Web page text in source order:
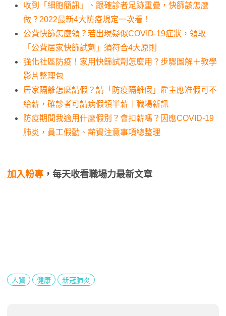
收到「細胞簡訊」、跟確診者足跡重疊，快篩該怎麼
做？2022最新4大防疫規定一次看！
公費快篩怎麼領？若出現疑似COVID-19症狀，領取
「公費居家快篩試劑」須符合4大原則
強化社區防疫！家用快篩試劑怎麼用？步驟圖解＋教學
影片整理包
居家隔離怎麼請假？請「防疫隔離假」雇主應准假可不
給薪，確診者可請病假領半薪｜職場新訊
防疫期間我適用什麼假別？會扣薪嗎？因應COVID-19
肺炎，員工假勤、薪資注意事項總整理
加入粉專 ，每天收看職場力最新文章
人資 健康 新冠肺炎